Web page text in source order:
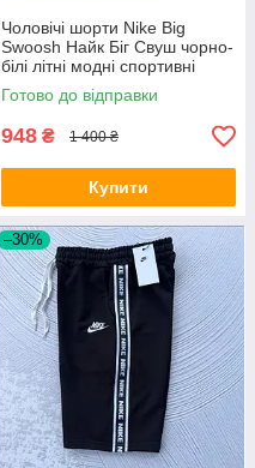
Чоловічі шорти Nike Big
Swoosh Найк Біг Свуш чорно-
білі літні модні спортивні
Готово до відправки
948 ₴ 1 400 ₴
Купити
–30%